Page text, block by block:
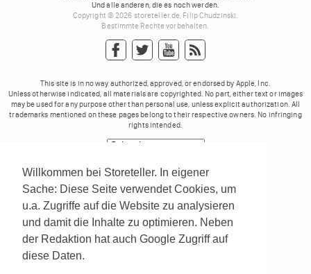
Willkommen bei Storeteller. In eigener
Sache: Diese Seite verwendet Cookies, um
u.a. Zugriffe auf die Website zu analysieren
und damit die Inhalte zu optimieren. Neben
der Redaktion hat auch Google Zugriff auf
diese Daten.
Und alle anderen, die es noch werden.
Copyright © 2026 storeteller.de, Filip Chudzinski.
Bestimmte Rechte vorbehalten.
This site is in no way authorized, approved, or endorsed by Apple, Inc.
Unless otherwise indicated, all materials are copyrighted. No part, either text or images
may be used for any purpose other than personal use, unless explicit authorization. All
trademarks mentioned on these pages belong to their respective owners. No infringing
rights intended.